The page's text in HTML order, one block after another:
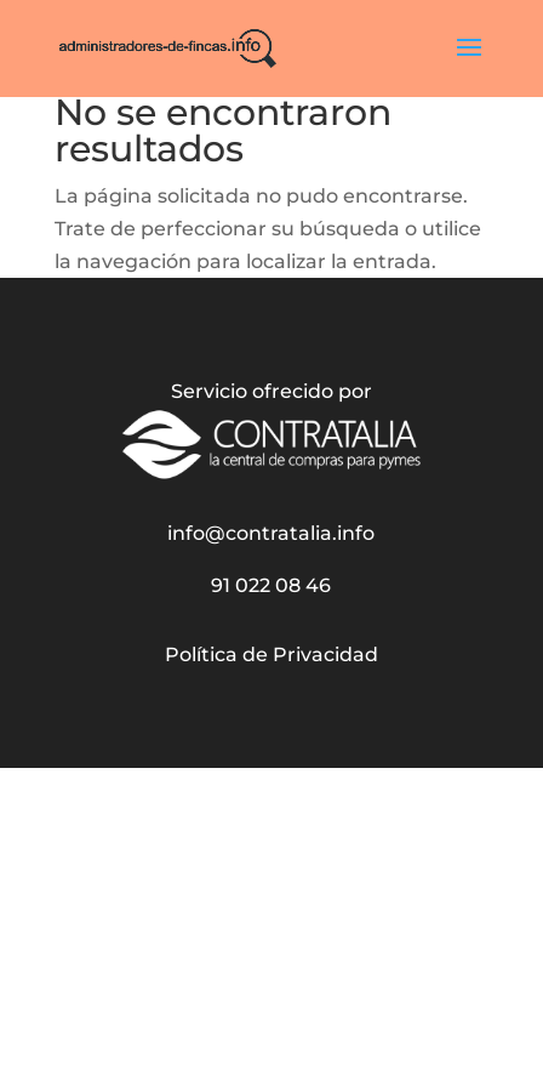
No se encontraron
resultados
La página solicitada no pudo encontrarse.
Trate de perfeccionar su búsqueda o utilice
la navegación para localizar la entrada.
Servicio ofrecido por
info@contratalia.info
91 022 08 46
Política de Privacidad